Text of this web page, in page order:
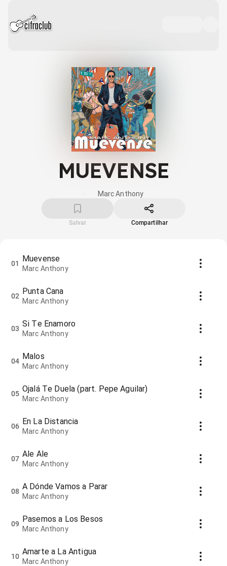
MUEVENSE
Marc Anthony
Salvar Compartilhar
01 Muevense
Marc Anthony
02 Punta Cana
Marc Anthony
03 Si Te Enamoro
Marc Anthony
04 Malos
Marc Anthony
05 Ojalá Te Duela (part. Pepe Aguilar)
Marc Anthony
06 En La Distancia
Marc Anthony
07 Ale Ale
Marc Anthony
08 A Dónde Vamos a Parar
Marc Anthony
09 Pasemos a Los Besos
Marc Anthony
10 Amarte a La Antigua
Marc Anthony